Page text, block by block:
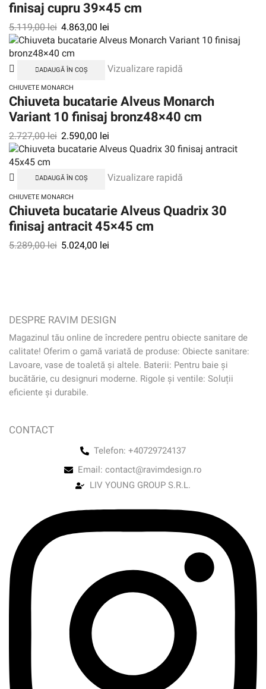
finisaj cupru 39×45 cm
5.119,00lei 4.863,00 lei
ADAUGĂ ÎN COȘ Vizualizare rapidă
CHIUVETE MONARCH
Chiuveta bucatarie Alveus Monarch
Variant 10 finisaj bronz48×40 cm
2.727,00lei 2.590,00 lei
ADAUGĂ ÎN COȘ Vizualizare rapidă
CHIUVETE MONARCH
Chiuveta bucatarie Alveus Quadrix 30
finisaj antracit 45×45 cm
5.289,00lei 5.024,00 lei
DESPRE RAVIM DESIGN
Magazinul tău online de încredere pentru obiecte sanitare de
calitate! Oferim o gamă variată de produse: Obiecte sanitare:
Lavoare, vase de toaletă și altele. Baterii: Pentru baie și
bucătărie, cu designuri moderne. Rigole și ventile: Soluții
eficiente și durabile.
CONTACT
Telefon: +40729724137
Email: contact@ravimdesign.ro
LIV YOUNG GROUP S.R.L.